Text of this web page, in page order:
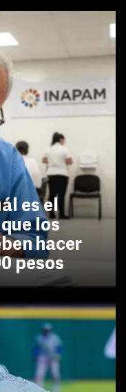
es el
los
hacer
pesos